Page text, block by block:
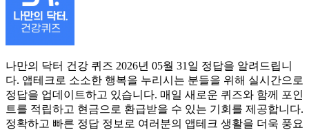
나만의 닥터 건강 퀴즈 2026년 05월 31일 정답을 알려드립니
다. 앱테크로 소소한 행복을 누리시는 분들을 위해 실시간으로
정답을 업데이트하고 있습니다. 매일 새로운 퀴즈와 함께 포인
트를 적립하고 현금으로 환급받을 수 있는 기회를 제공합니다.
정확하고 빠른 정답 정보로 여러분의 앱테크 생활을 더욱 풍요